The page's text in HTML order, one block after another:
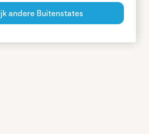
andere Buitenstates